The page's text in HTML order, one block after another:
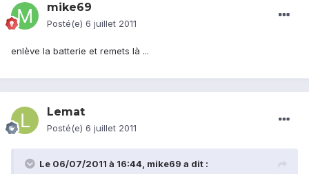
mike69
Posté(e) 6 juillet 2011
enlève la batterie et remets là ...
Lemat
Posté(e) 6 juillet 2011
Le 06/07/2011 à 16:44, mike69 a dit :